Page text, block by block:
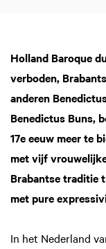
Holland Baroque
verboden,
anderen
Benedictus Buns,
17e eeuw meer te
met vijf
Brabantse traditie
met pure
In het Nederland